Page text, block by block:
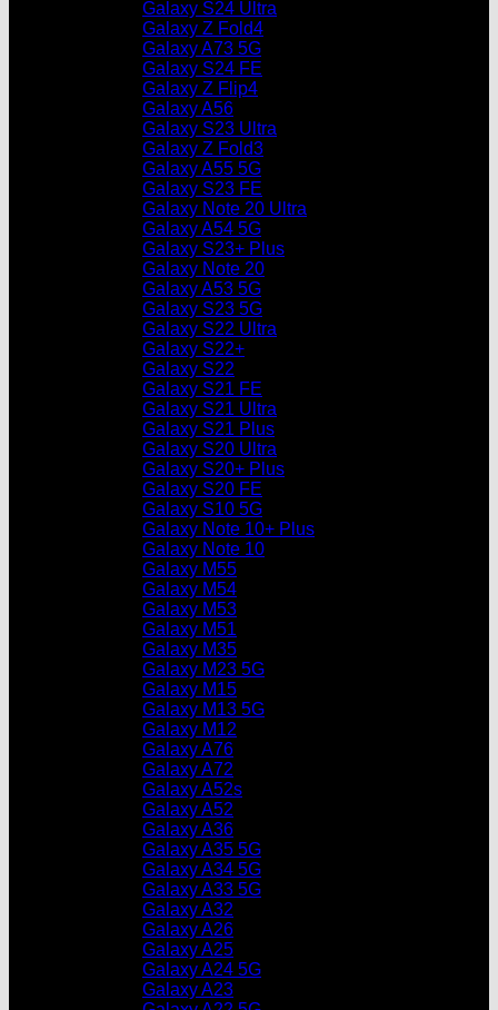
Galaxy S24 Ultra
Galaxy Z Fold4
Galaxy A73 5G
Galaxy S24 FE
Galaxy Z Flip4
Galaxy A56
Galaxy S23 Ultra
Galaxy Z Fold3
Galaxy A55 5G
Galaxy S23 FE
Galaxy Note 20 Ultra
Galaxy A54 5G
Galaxy S23+ Plus
Galaxy Note 20
Galaxy A53 5G
Galaxy S23 5G
Galaxy S22 Ultra
Galaxy S22+
Galaxy S22
Galaxy S21 FE
Galaxy S21 Ultra
Galaxy S21 Plus
Galaxy S20 Ultra
Galaxy S20+ Plus
Galaxy S20 FE
Galaxy S10 5G
Galaxy Note 10+ Plus
Galaxy Note 10
Galaxy M55
Galaxy M54
Galaxy M53
Galaxy M51
Galaxy M35
Galaxy M23 5G
Galaxy M15
Galaxy M13 5G
Galaxy M12
Galaxy A76
Galaxy A72
Galaxy A52s
Galaxy A52
Galaxy A36
Galaxy A35 5G
Galaxy A34 5G
Galaxy A33 5G
Galaxy A32
Galaxy A26
Galaxy A25
Galaxy A24 5G
Galaxy A23